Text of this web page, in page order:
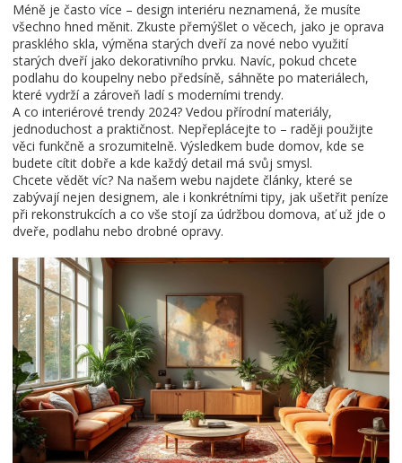
Méně je často více – design interiéru neznamená, že musíte
všechno hned měnit. Zkuste přemýšlet o věcech, jako je oprava
prasklého skla, výměna starých dveří za nové nebo využití
starých dveří jako dekorativního prvku. Navíc, pokud chcete
podlahu do koupelny nebo předsíně, sáhněte po materiálech,
které vydrží a zároveň ladí s moderními trendy.
A co interiérové trendy 2024? Vedou přírodní materiály,
jednoduchost a praktičnost. Nepřeplácejte to – raději použijte
věci funkčně a srozumitelně. Výsledkem bude domov, kde se
budete cítit dobře a kde každý detail má svůj smysl.
Chcete vědět víc? Na našem webu najdete články, které se
zabývají nejen designem, ale i konkrétními tipy, jak ušetřit peníze
při rekonstrukcích a co vše stojí za údržbou domova, ať už jde o
dveře, podlahu nebo drobné opravy.